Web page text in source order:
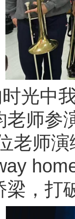
光中
老师参
老师
梁，打